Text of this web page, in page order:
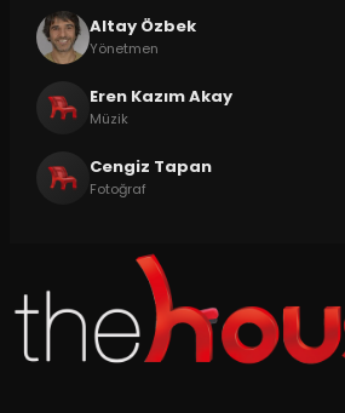
Altay Özbek
Yönetmen
Eren Kazım Akay
Müzik
Cengiz Tapan
Fotoğraf